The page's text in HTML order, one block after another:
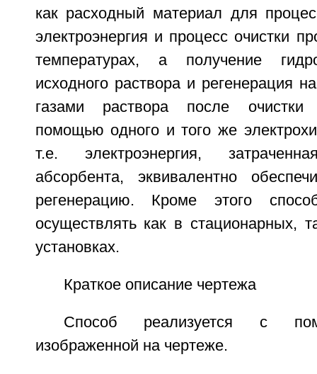
как расходный материал для
электроэнергия и процесс очистки
температурах, а получение
исходного раствора и регенерация
газами раствора после очистки
помощью одного и того же
т.е. электроэнергия,
абсорбента, эквивалентно
регенерацию. Кроме этого
осуществлять как в стационарных,
установках.
Краткое описание чертежа
Способ реализуется с
изображенной на чертеже.